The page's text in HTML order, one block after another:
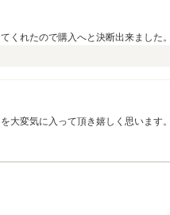
れたので購入へと決断出来ました
大変気に入って頂き嬉しく思います